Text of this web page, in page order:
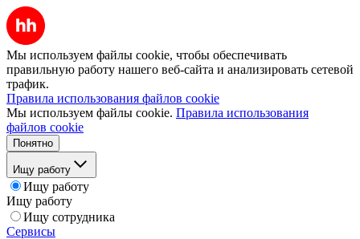
Мы используем файлы cookie, чтобы обеспечивать
правильную работу нашего веб-сайта и анализировать сетевой
трафик.
Правила использования файлов cookie
Мы используем файлы cookie. Правила использования
файлов cookie
Понятно
Ищу работу
Ищу работу
Ищу работу
Ищу сотрудника
Сервисы